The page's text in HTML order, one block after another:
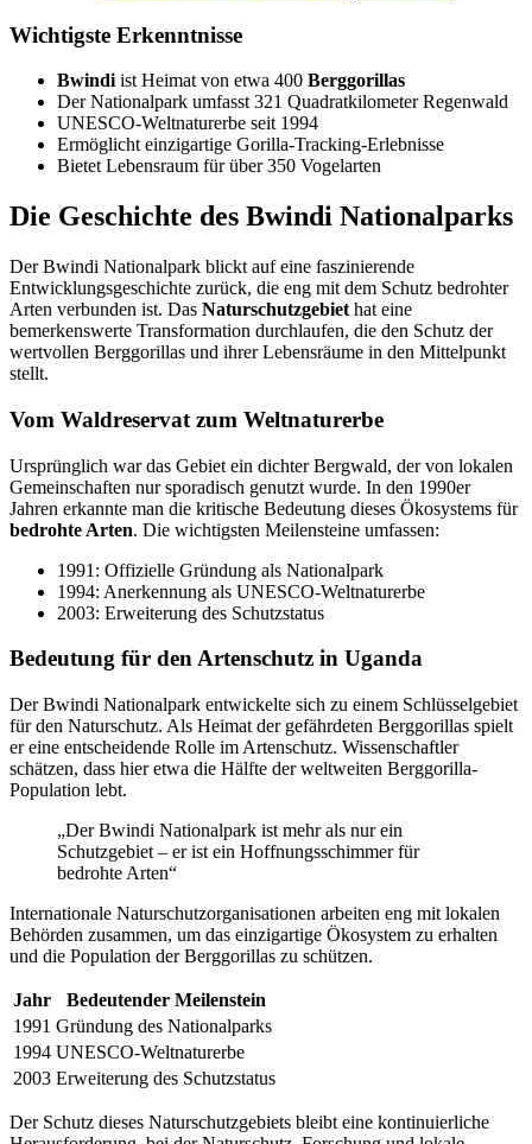
Wichtigste Erkenntnisse
Bwindi ist Heimat von etwa 400 Berggorillas
Der Nationalpark umfasst 321 Quadratkilometer Regenwald
UNESCO-Weltnaturerbe seit 1994
Ermöglicht einzigartige Gorilla-Tracking-Erlebnisse
Bietet Lebensraum für über 350 Vogelarten
Die Geschichte des Bwindi Nationalparks
Der Bwindi Nationalpark blickt auf eine faszinierende
Entwicklungsgeschichte zurück, die eng mit dem Schutz bedrohter
Arten verbunden ist. Das Naturschutzgebiet hat eine
bemerkenswerte Transformation durchlaufen, die den Schutz der
wertvollen Berggorillas und ihrer Lebensräume in den Mittelpunkt
stellt.
Vom Waldreservat zum Weltnaturerbe
Ursprünglich war das Gebiet ein dichter Bergwald, der von lokalen
Gemeinschaften nur sporadisch genutzt wurde. In den 1990er
Jahren erkannte man die kritische Bedeutung dieses Ökosystems für
bedrohte Arten. Die wichtigsten Meilensteine umfassen:
1991: Offizielle Gründung als Nationalpark
1994: Anerkennung als UNESCO-Weltnaturerbe
2003: Erweiterung des Schutzstatus
Bedeutung für den Artenschutz in Uganda
Der Bwindi Nationalpark entwickelte sich zu einem Schlüsselgebiet
für den Naturschutz. Als Heimat der gefährdeten Berggorillas spielt
er eine entscheidende Rolle im Artenschutz. Wissenschaftler
schätzen, dass hier etwa die Hälfte der weltweiten Berggorilla-
Population lebt.
„Der Bwindi Nationalpark ist mehr als nur ein
Schutzgebiet – er ist ein Hoffnungsschimmer für
bedrohte Arten“
Internationale Naturschutzorganisationen arbeiten eng mit lokalen
Behörden zusammen, um das einzigartige Ökosystem zu erhalten
und die Population der Berggorillas zu schützen.
Jahr
Bedeutender Meilenstein
1991 Gründung des Nationalparks
1994 UNESCO-Weltnaturerbe
2003 Erweiterung des Schutzstatus
Der Schutz dieses Naturschutzgebiets bleibt eine kontinuierliche